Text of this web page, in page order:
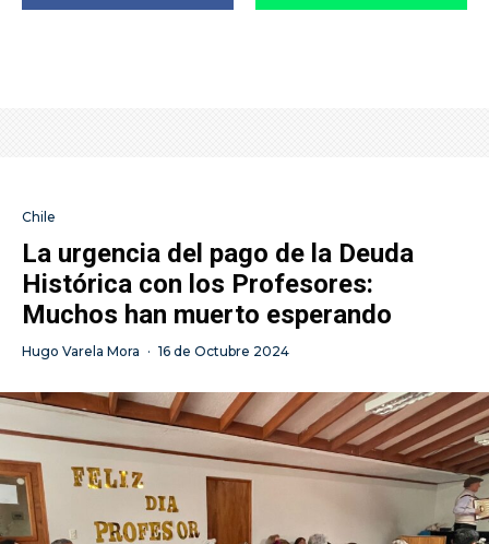
Chile
La urgencia del pago de la Deuda
Histórica con los Profesores:
Muchos han muerto esperando
Hugo Varela Mora · 16 de Octubre 2024